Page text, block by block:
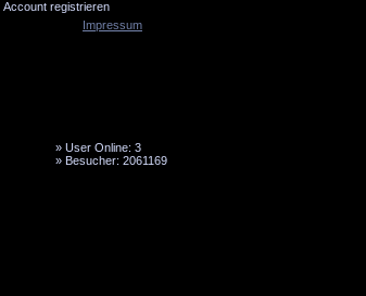
Account registrieren
» User Online: 3
» Besucher: 2061169
Impressum